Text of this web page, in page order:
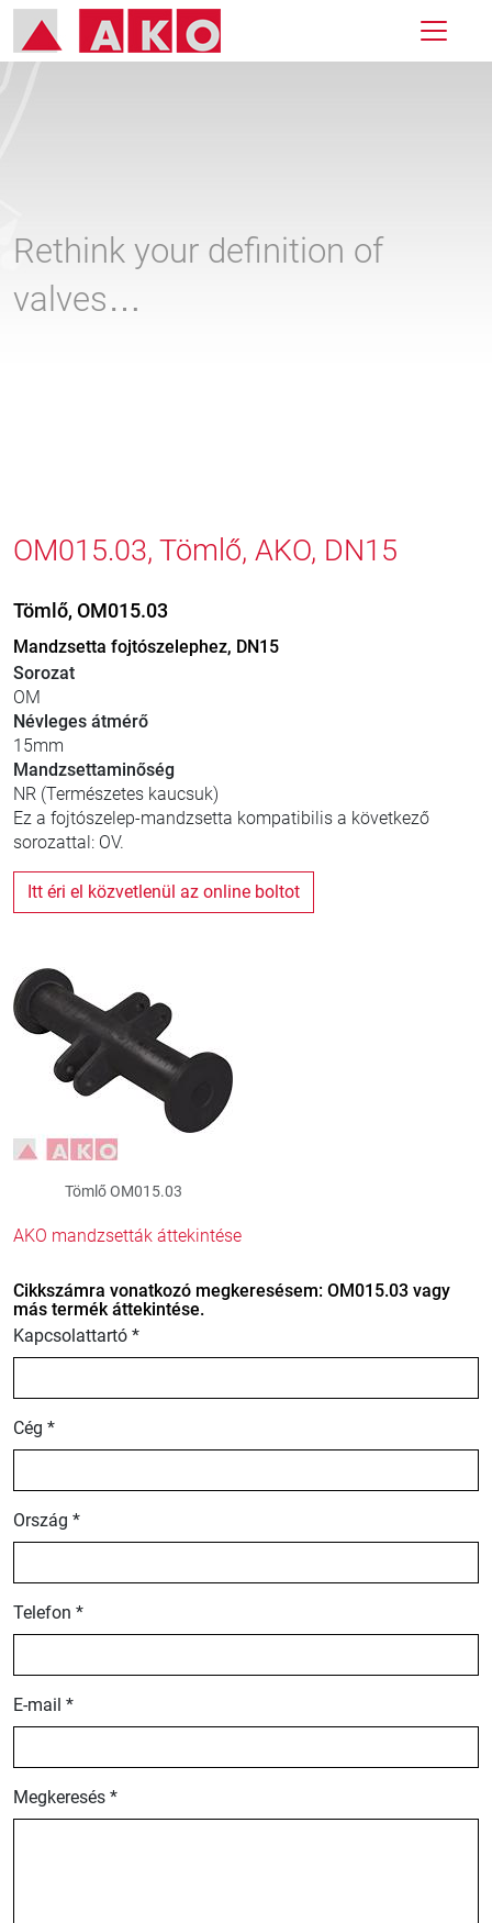
Rethink your definition of
valves…
OM015.03, Tömlő, AKO, DN15
Tömlő, OM015.03
Mandzsetta fojtószelephez, DN15
Sorozat
OM
Névleges átmérő
15mm
Mandzsettaminőség
NR (Természetes kaucsuk)
Ez a fojtószelep-mandzsetta kompatibilis a következő
sorozattal: OV.
Itt éri el közvetlenül az online boltot
Tömlő OM015.03
AKO mandzsetták áttekintése
Cikkszámra vonatkozó megkeresésem: OM015.03 vagy
más termék áttekintése.
Kapcsolattartó *
Cég *
Ország *
Telefon *
E-mail *
Megkeresés *